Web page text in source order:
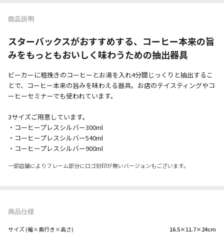
商品説明
スターバックスがおすすめする、コーヒー本来の旨
みをもっともおいしく味わうための抽出器具
ビーカーに粗挽きのコーヒーとお湯を入れ4分間じっくりと抽出するこ
とで、コーヒー本来の旨みを味わえる器具。お店のテイスティングやコ
ーヒーセミナーでも使われています。
3サイズご用意しています。
・コーヒープレスシルバー300ml
・コーヒープレスシルバー540ml
・コーヒープレスシルバー900ml
一部店舗によりフレーム部分にロゴ刻印が無いバージョンもございます。
商品仕様
サイズ (幅×奥行き×高さ) 16.5×11.7×24cm